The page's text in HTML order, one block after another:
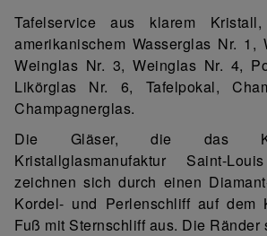
Tafelservice aus klarem
amerikanischem Wasserglas Nr. 1,
Weinglas Nr. 3, Weinglas Nr. 4,
Likörglas Nr. 6, Tafelpokal,
Champagnerglas.
Die Gläser, die das
Kristallglasmanufaktur Saint-
zeichnen sich durch einen
Kordel- und Perlenschliff auf dem
Fuß mit Sternschliff aus. Die Ränder